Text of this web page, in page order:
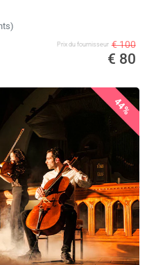
Prix ​​du fournisseur € 100
€ 80
44%